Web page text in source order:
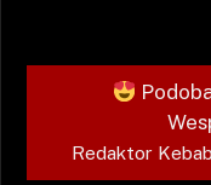
Redaktor